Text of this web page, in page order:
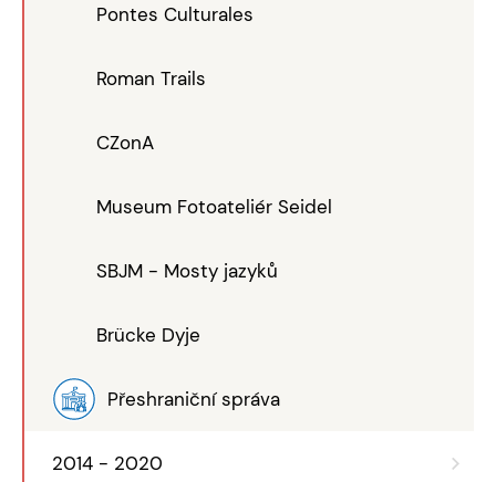
Pontes Culturales
Roman Trails
CZonA
Museum Fotoateliér Seidel
SBJM - Mosty jazyků
Brücke Dyje
Přeshraniční správa
2014 - 2020